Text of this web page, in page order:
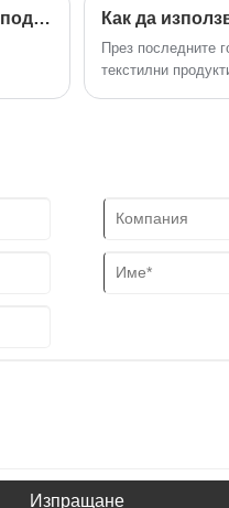
което отличава
Колко дълго трябва да продължи шевна машина за залепване с подходяща поддръжка? Как да
През последните
текстилни
Изпращане